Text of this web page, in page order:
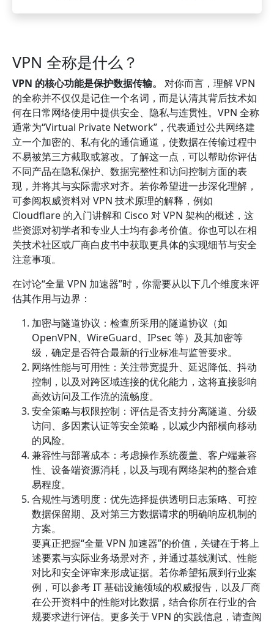
VPN 全称是什么？
VPN 的核心功能是保护数据传输。
对你而言，理解 VPN
的全称并不仅仅是记住一个名词，而是认清其背后技术如
何在日常网络使用中提供安全、隐私与连贯性。VPN 全称
通常为“Virtual Private Network”，代表通过公共网络建
立一个加密的、私有化的通信通道，使数据在传输过程中
不易被第三方截取或篡改。了解这一点，可以帮助你评估
不同产品在隐私保护、数据完整性和访问控制方面的表
现，并将其与实际需求对齐。若你希望进一步深化理解，
可参阅权威资料对 VPN 技术原理的解释，例如
Cloudflare 的入门讲解和 Cisco 对 VPN 架构的概述，这
些资源对初学者和专业人士均有参考价值。你也可以在相
关技术社区或厂商白皮书中获取更具体的实现细节与安全
注意事项。
在讨论“全量 VPN 加速器”时，你需要从以下几个维度来评
估其作用与边界：
加密与隧道协议：检查所采用的隧道协议（如
OpenVPN、WireGuard、IPsec 等）及其加密等
级，确定是否符合最新的行业标准与监管要求。
网络性能与可用性：关注带宽提升、延迟降低、抖动
控制，以及对跨区域连接的优化能力，这将直接影响
高效访问及工作流的流畅度。
安全策略与权限控制：评估是否支持分离隧道、分级
访问、多因素认证等安全策略，以减少内部横向移动
的风险。
兼容性与部署成本：考虑操作系统覆盖、客户端兼容
性、设备端资源消耗，以及与现有网络架构的整合难
易程度。
合规性与透明度：优先选择提供透明日志策略、可控
数据保留期、及对第三方数据请求的明确响应机制的
方案。
要真正把握“全量 VPN 加速器”的价值，关键在于将上
述要素与实际业务场景对齐，并通过基线测试、性能
对比和安全评审来形成证据。若你希望拓展到行业案
例，可以参考 IT 基础设施领域的权威报告，以及厂商
在公开资料中的性能对比数据，结合你所在行业的合
规要求进行评估。更多关于 VPN 的实践信息，请查阅